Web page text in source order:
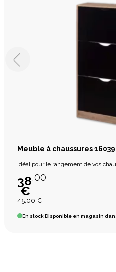
Meuble à chaussures
Idéal pour le rangement de vos
38,00
€
45,00 €
En stockDisponible en magasin